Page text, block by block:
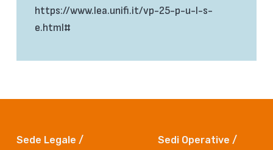
https://www.lea.unifi.it/vp-25-p-u-l-s-
e.html#
Sede Legale /
Sedi Operative /